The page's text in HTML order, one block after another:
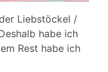
Liebstöckel /
habe ich
Rest habe ich